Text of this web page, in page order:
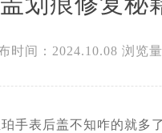
6层602室宝珀售后服务
时间：2024.10.08 浏览量
表后盖不知咋的就多